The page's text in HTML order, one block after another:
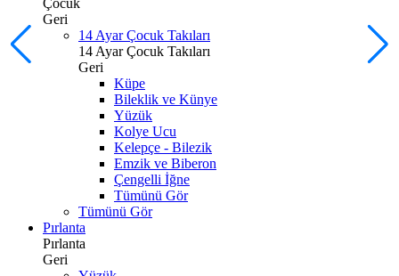
Çocuk
Geri
14 Ayar Çocuk Takıları
14 Ayar Çocuk Takıları
Geri
Küpe
Bileklik ve Künye
Yüzük
Kolye Ucu
Kelepçe - Bilezik
Emzik ve Biberon
Çengelli İğne
Tümünü Gör
Tümünü Gör
Pırlanta
Pırlanta
Geri